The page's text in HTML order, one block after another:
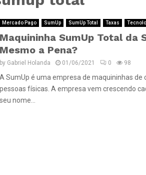
Mercado Pago SumUp SumUp Total Taxas
Maquininha SumUp Total da
Mesmo a Pena?
by Gabriel Holanda 01/06/2021 0 98
A SumUp é uma empresa de maquininhas de
pessoas físicas. A empresa vem crescendo
seu nome...